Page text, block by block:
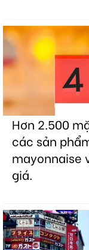
Hơn 2.500
các sản
mayonnaise
giá.